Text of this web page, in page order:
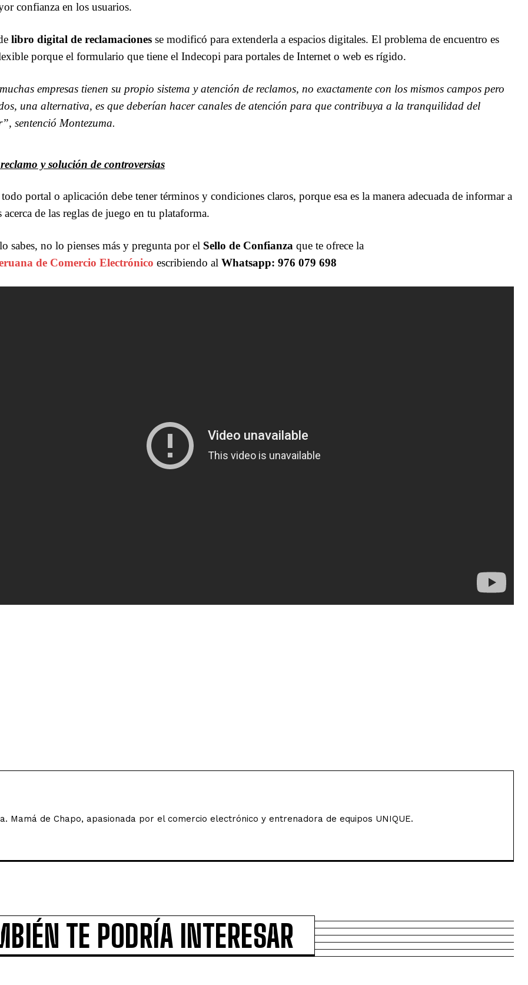
confianza en los usuarios.
libro digital de reclamaciones se modificó para extenderla a espacios digitales. El problema de encuentro es
porque el formulario que tiene el Indecopi para portales de Internet o web es rígido.
empresas tienen su propio sistema y atención de reclamos, no exactamente con los mismos campos pero
una alternativa, es que deberían hacer canales de atención para que contribuya a la tranquilidad del
sentenció Montezuma.
y solución de controversias
todo portal o aplicación debe tener términos y condiciones claros, porque esa es la manera adecuada de informar a
acerca de las reglas de juego en tu plataforma.
sabes, no lo pienses más y pregunta por el Sello de Confianza que te ofrece la
de Comercio Electrónico escribiendo al Whatsapp: 976 079 698
Mamá de Chapo, apasionada por el comercio electrónico y entrenadora de equipos UNIQUE.
TE PODRÍA INTERESAR